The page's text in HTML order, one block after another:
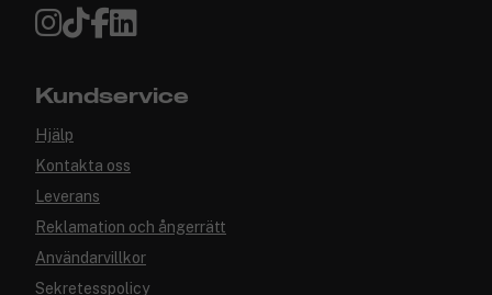
Kundservice
Hjälp
Kontakta oss
Leverans
Reklamation och ångerrätt
Användarvillkor
Sekretesspolicy